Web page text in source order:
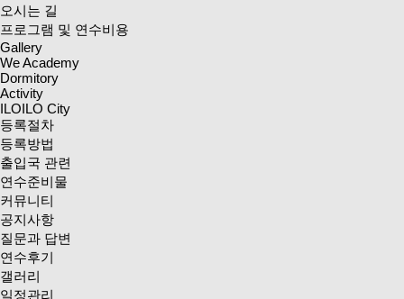
오시는 길
프로그램 및 연수비용
Gallery
We Academy
Dormitory
Activity
ILOILO City
등록절차
등록방법
출입국 관련
연수준비물
커뮤니티
공지사항
질문과 답변
연수후기
갤러리
일정관리